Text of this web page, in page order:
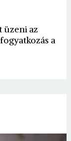
üzeni az
a